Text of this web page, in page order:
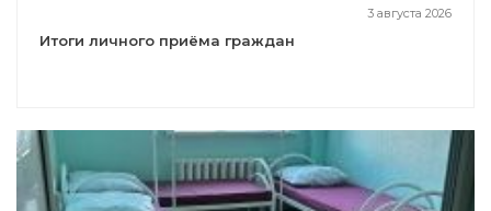
3 августа 2026
Итоги личного приёма граждан